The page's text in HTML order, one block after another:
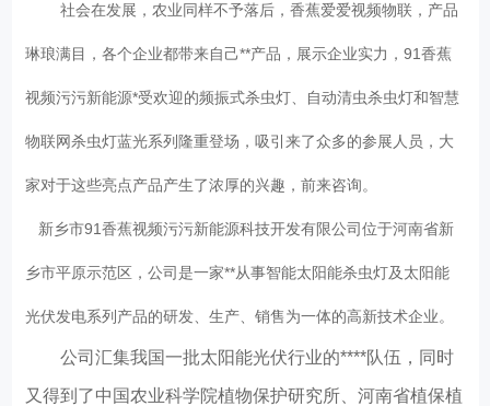
社会在发展，农业同样不予落后，香蕉爱爱视频物联，产品
琳琅满目，各个企业都带来自己**产品，展示企业实力，91香蕉
视频污污新能源*受欢迎的频振式杀虫灯、自动清虫杀虫灯和智慧
物联网杀虫灯蓝光系列隆重登场，吸引来了众多的参展人员，大
家对于这些亮点产品产生了浓厚的兴趣，前来咨询。
新乡市91香蕉视频污污新能源科技开发有限公司位于河南省新
乡市平原示范区，公司是一家**从事智能太阳能杀虫灯及太阳能
光伏发电系列产品的研发、生产、销售为一体的高新技术企业。
公司汇集我国一批太阳能光伏行业的****队伍，同时
又得到了中国农业科学院植物保护研究所、河南省植保植